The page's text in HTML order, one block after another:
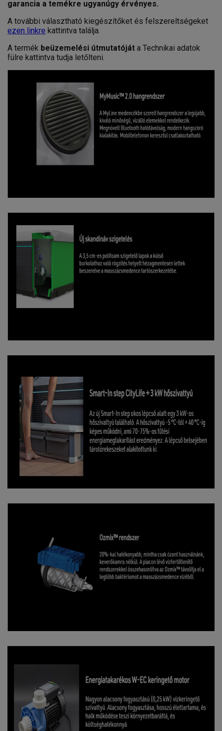
garancia a temékre ugyanúgy érvényes.
A további választható kiegészítőket és felszereltségeket
ezen linkre kattintva találja.
A termék beüzemelési útmutatóját a Technikai adatok
fülre kattintva tudja letőlteni.